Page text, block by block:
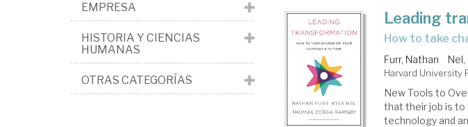
Leading
how to take
Furr, Nathan Nel,
Harvard University
New Tools to
that their job is
technology and
EMPRESA
HISTORIA Y CIENCIAS
HUMANAS
OTRAS CATEGORÍAS